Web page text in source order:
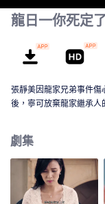
龍日一你死定
張靜美因龍家兄弟事件
後，寧可放棄龍家繼承
的生活再度掀起波瀾。
劇集